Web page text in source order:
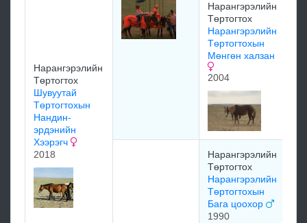
Нарангэрэлийн
Төртогтох
Шувуутай
Төртогтохын
Нандин-
эрдэнийн
Хээрэгч
2018
Нарангэрэлийн
Төртогтох
Нарангэрэлийн
Төртогтохын
Мөнгөн халзан
2004
Нарангэрэлийн
Төртогтох
Нарангэрэлийн
Төртогтохын
Бага цоохор
1990